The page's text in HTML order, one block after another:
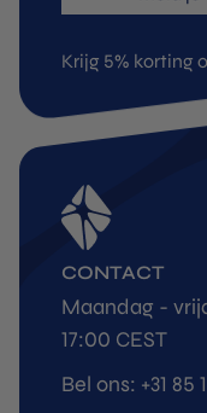
Krijg 5% korting
CONTACT
Maandag -
17:00 CEST
Bel ons: +31 85